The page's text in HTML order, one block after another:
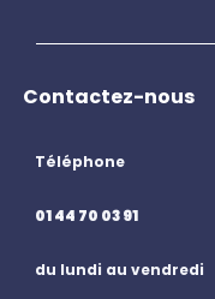
Contactez-nous
Téléphone
01 44 70 03 91
du lundi au vendredi